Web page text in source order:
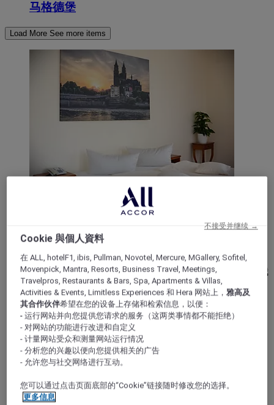
马格德堡
Load More See more items
美居马格德堡广场酒店位于马格德堡西南方，交通便
利，可方便前往市中心、A2 和 A14 高速公路、火车总
站和所有重要景点，如大教堂和 Hundertwasser 绿堡。我
们的 104 间客房布置舒适，提供卫星电视。您也可以在
酒店内免费使用无线网络。酒店内和车库提供付费停车
位。
4,0/5Rated 4,0 of 5
波茨坦, 德国
波茨坦市美居酒店
Cookie 與個人資料
在 ALL, hotelF1, ibis, Pullman, Novotel, Mercure, MGallery, Sofitel,
Movenpick, Mantra, Resorts, Business Travel, Meetings,
Travelpros, Restaurants & Bars, Spa, Apartments & Villas,
Activities & Events, Limitless Experiences 和 Hera 网站上，雅高及
其合作伙伴希望在您的设备上存储和检索信息，以便：
- 运行网站并向您提供您请求的服务（这两类事情都不能拒绝）
- 对网站的功能进行改进和自定义
- 计量网站受众和测量网站运行情况
- 分析您的兴趣以便向您提供相关的广告
- 允许您与社交网络进行互动。
您可以通过点击页面底部的“Cookie”链接随时修改您的选择。
更多信息
不接受并继续 →